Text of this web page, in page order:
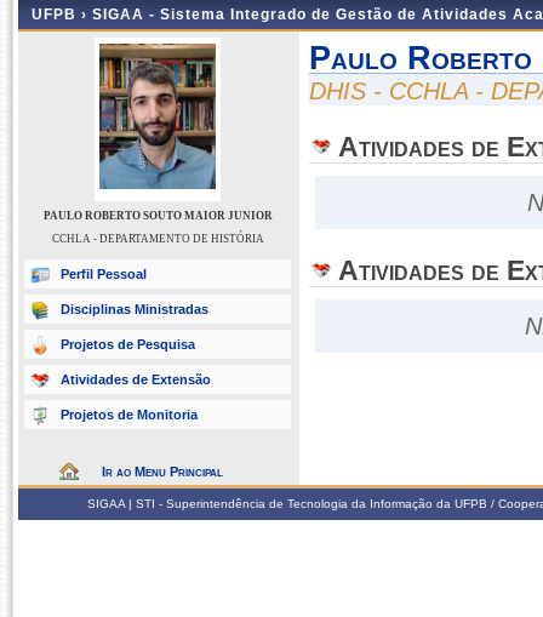
UFPB › SIGAA - Sistema Integrado de Gestão de Atividades
PAULO ROBERTO SOUTO MAIOR JUNIOR
CCHLA - DEPARTAMENTO DE HISTÓRIA
Perfil Pessoal
Disciplinas Ministradas
Projetos de Pesquisa
Atividades de Extensão
Projetos de Monitoria
Ir ao Menu Principal
Paulo Roberto
DHIS - CCHLA -
Atividades de
Atividades de
SIGAA | STI - Superintendência de Tecnologia da Informação da UFPB /